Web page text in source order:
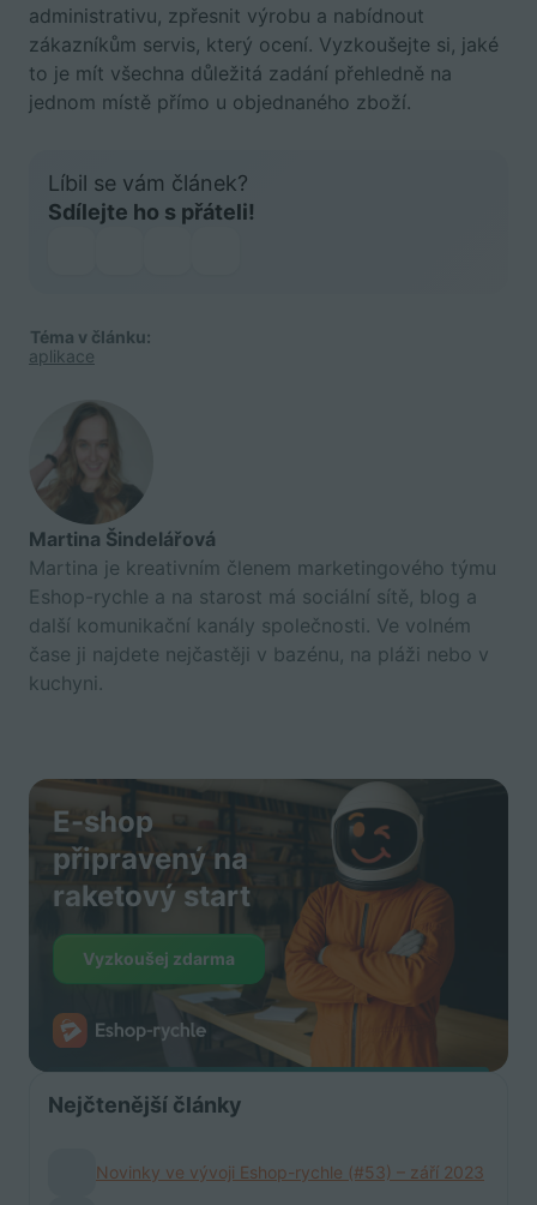
administrativu, zpřesnit výrobu a nabídnout
zákazníkům servis, který ocení. Vyzkoušejte si, jaké
to je mít všechna důležitá zadání přehledně na
jednom místě přímo u objednaného zboží.
Líbil se vám článek?
Sdílejte ho s přáteli!
Téma v článku:
aplikace
Martina Šindelářová
Martina je kreativním členem marketingového týmu
Eshop-rychle a na starost má sociální sítě, blog a
další komunikační kanály společnosti. Ve volném
čase ji najdete nejčastěji v bazénu, na pláži nebo v
kuchyni.
E-shop
připravený na
raketový start
Vyzkoušej zdarma
Nejčtenější články
Novinky ve vývoji Eshop-rychle (#53) – září 2023